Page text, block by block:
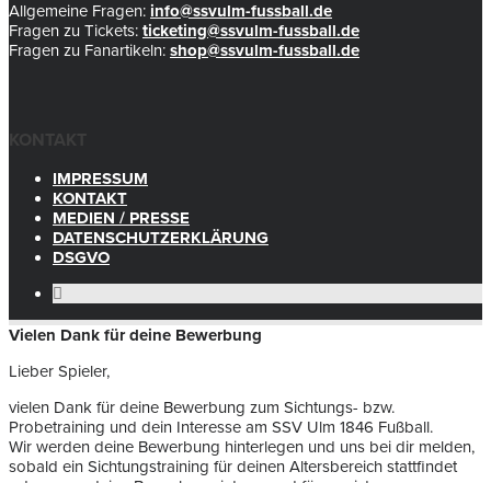
Allgemeine Fragen: info@ssvulm-fussball.de
Fragen zu Tickets: ticketing@ssvulm-fussball.de
Fragen zu Fanartikeln: shop@ssvulm-fussball.de
KONTAKT
IMPRESSUM
KONTAKT
MEDIEN / PRESSE
DATENSCHUTZERKLÄRUNG
DSGVO
Vielen Dank für deine Bewerbung
Lieber Spieler,
vielen Dank für deine Bewerbung zum Sichtungs- bzw.
Probetraining und dein Interesse am SSV Ulm 1846 Fußball.
Wir werden deine Bewerbung hinterlegen und uns bei dir melden,
sobald ein Sichtungstraining für deinen Altersbereich stattfindet